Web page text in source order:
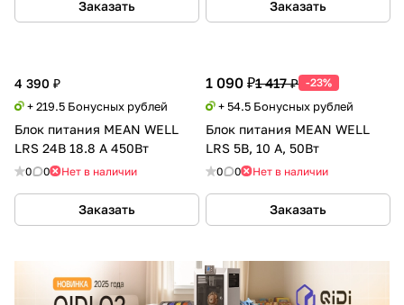
Заказать Заказать
4 390 ₽
+ 219.5 Бонусных рублей
Блок питания MEAN WELL
LRS 24В 18.8 А 450Вт
0 0 Нет в наличии
Заказать
1 090 ₽1 417 ₽ -23%
+ 54.5 Бонусных рублей
Блок питания MEAN WELL
LRS 5В, 10 А, 50Вт
0 0 Нет в наличии
Заказать